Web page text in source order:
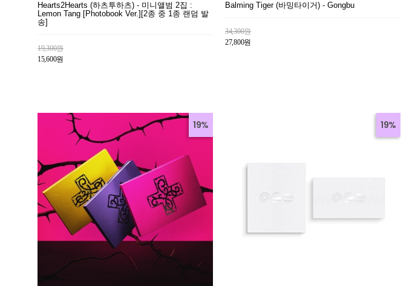
Hearts2Hearts (하츠투하츠) - 미니앨범 2집 :
Lemon Tang [Photobook Ver.][2종 중 1종 랜덤 발
송]
19,300원
15,600원
Balming Tiger (바밍타이거) - Gongbu
34,300원
27,800원
19% 19%